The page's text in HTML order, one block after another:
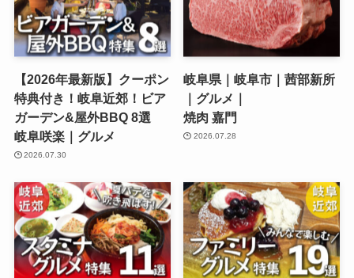
【2026年最新版】クーポン
特典付き！岐阜近郊！ビア
ガーデン&屋外BBQ 8選
岐阜咲楽｜グルメ
2026.07.30
岐阜県｜岐阜市｜茜部新所
｜グルメ｜
焼肉 嘉門
2026.07.28